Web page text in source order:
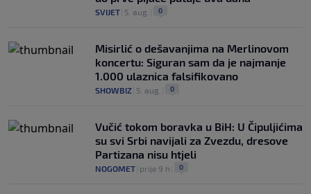
SVIJET 5. aug. 0
Misirlić o dešavanjima na Merlinovom
koncertu: Siguran sam da je najmanje
1.000 ulaznica falsifikovano
SHOWBIZ 5. aug. 0
Vučić tokom boravka u BiH: U Čipuljićima
su svi Srbi navijali za Zvezdu, dresove
Partizana nisu htjeli
NOGOMET prije 9 h 0